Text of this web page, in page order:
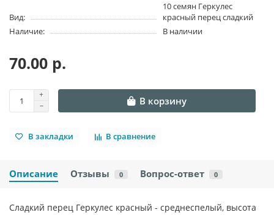
Вид:
10 семян Геркулес
красный перец сладкий
Наличие:
В наличии
70.00 р.
В корзину
В закладки В сравнение
Описание Отзывы 0 Вопрос-ответ 0
Сладкий перец Геркулес красный - среднеспелый, высота